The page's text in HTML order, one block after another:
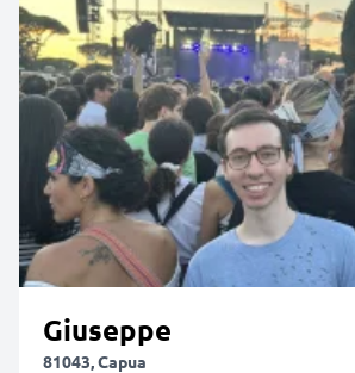
Giuseppe
81043, Capua